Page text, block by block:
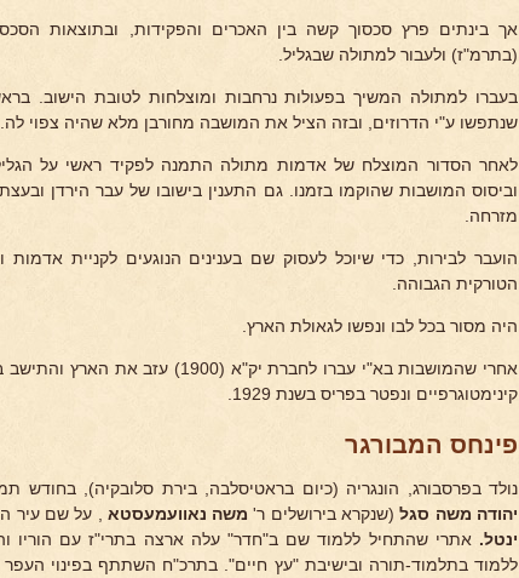
אך בינתים פרץ סכסוך קשה בין האכרים והפקידות, ובתוצאות
(בתרמ"ז) ולעבור למתולה שבגליל.
בעברו למתולה המשיך בפעולות נרחבות ומוצלחות לטובת הישוב.
שנתפשו ע"י הדרוזים, ובזה הציל את המושבה מחורבן מלא שהיה צפוי לה.
לאחר הסדור המוצלח של אדמות מתולה התמנה לפקיד ראשי על
וביסוס המושבות שהוקמו בזמנו. גם התענין בישובו של עבר הירדן
מזרחה.
הועבר לבירות, כדי שיוכל לעסוק שם בענינים הנוגעים לקניית
הטורקית הגבוהה.
היה מסור בכל לבו ונפשו לגאולת הארץ.
אחרי שהמושבות בא"י עברו לחברת יק"א
קינימטוגרפיים ונפטר בפריס בשנת 1929.
פינחס המבורגר
נולד בפרסבורג, הונגריה (כיום בראטיסלבה, בירת סלובקיה), בחודש תמוז תר"ז (1847), בן
יהודה משה סגל (שנקרא בירושלים ר' משה נאוועמעסטא , על שם עיר
ינטל. אתרי שהתחיל ללמוד שם ב"חדר" עלה ארצה בתרי"ז עם הוריו
ללמוד בתלמוד-תורה ובישיבת "עץ חיים". בתרכ"ח השתתף בפינוי